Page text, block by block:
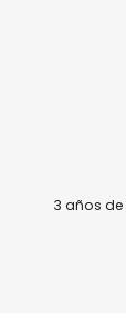
3 años de